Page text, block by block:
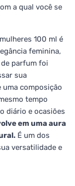
a qual você se
100 ml é
feminina,
parfum foi
sua
uma composição
tempo
diário e ocasiões
em uma aura
É um dos
versatilidade e